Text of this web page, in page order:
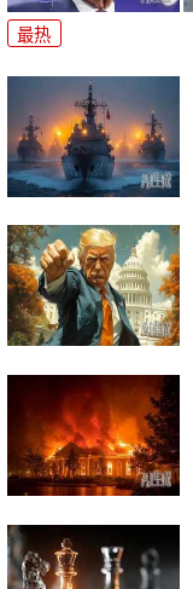
最热